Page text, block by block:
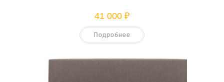
41 000 ₽
Подробнее